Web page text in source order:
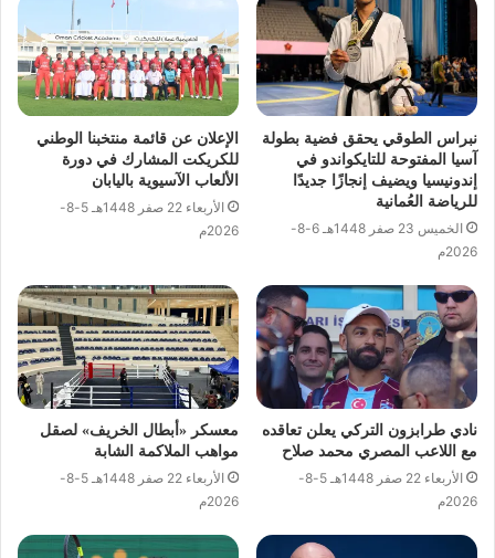
نبراس الطوقي يحقق فضية بطولة
آسيا المفتوحة للتايكواندو في
إندونيسيا ويضيف إنجازًا جديدًا
للرياضة العُمانية
الخميس 23 صفر 1448هـ 6-8-
2026م
الإعلان عن قائمة منتخبنا الوطني
للكريكت المشارك في دورة
الألعاب الآسيوية باليابان
الأربعاء 22 صفر 1448هـ 5-8-
2026م
نادي طرابزون التركي يعلن تعاقده
مع اللاعب المصري محمد صلاح
الأربعاء 22 صفر 1448هـ 5-8-
2026م
معسكر «أبطال الخريف» لصقل
مواهب الملاكمة الشابة
الأربعاء 22 صفر 1448هـ 5-8-
2026م